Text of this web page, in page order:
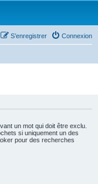
Connexion
S’enregistrer
un mot qui doit être exclu.
si uniquement un des
pour des recherches